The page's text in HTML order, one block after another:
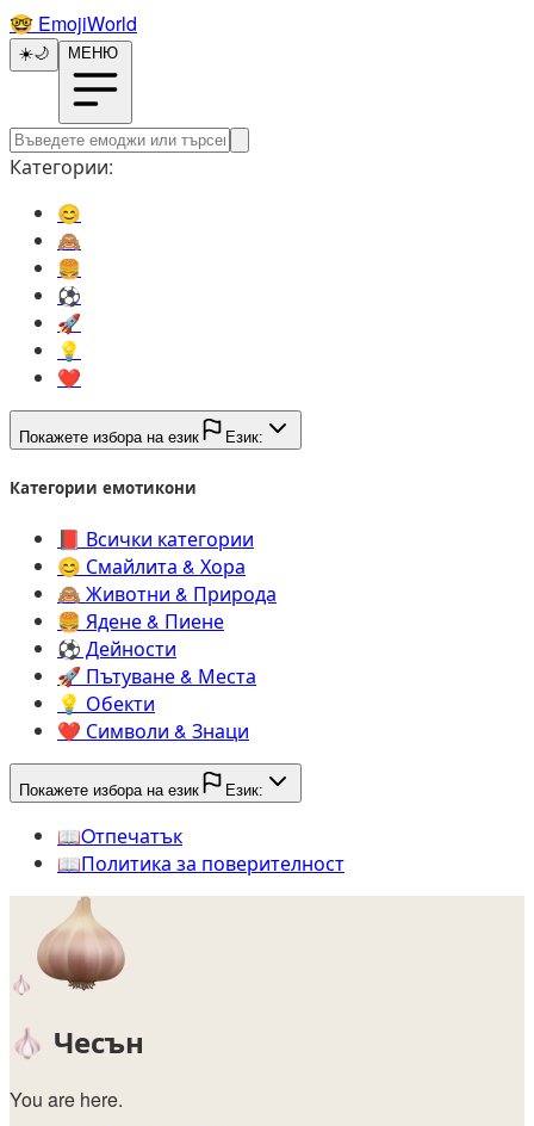
🤓️ EmojiWorld
☀️🌙 МЕНЮ
Категории:
😊️
🙈️
🍔️
⚽️
🚀️
💡️
❤️
Покажете избора на език Език:
Категории емотикони
📕️ Всички категории
😊️ Смайлита & Хора
🙈️ Животни & Природа
🍔️ Ядене & Пиене
⚽️ Дейности
🚀️ Пътуване & Места
💡️ Обекти
❤️ Символи & Знаци
Покажете избора на език Език:
📖️Oтпечатък
📖️Политика за поверителност
🧄
🧄 Чесън
You are here.